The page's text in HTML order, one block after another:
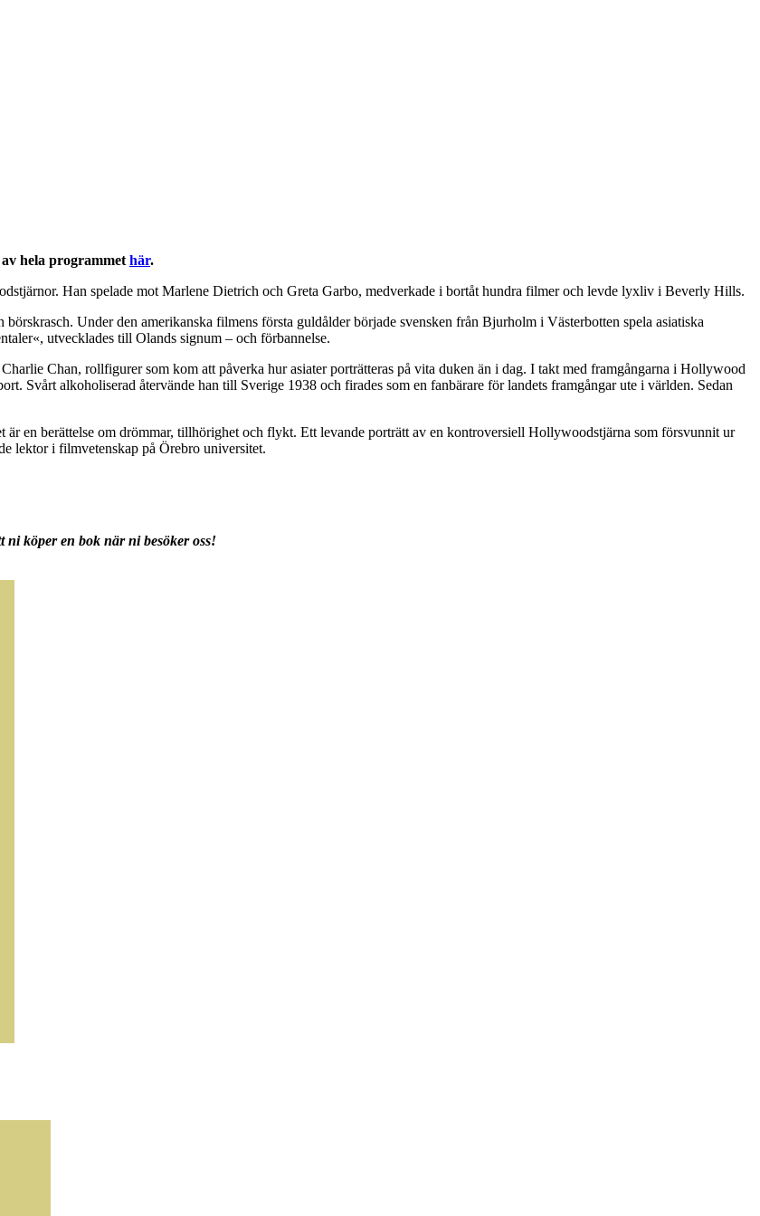
hela programmethär.
Han spelade mot Marlene Dietrich och Greta Garbo, medverkade i bortåt hundra filmer och levde lyxliv i Beverly Hills.
Under den amerikanska filmens första guldålder började svensken från Bjurholm i Västerbotten spela asiatiska
utvecklades till Olands signum – och förbannelse.
Chan, rollfigurer som kom att påverka hur asiater porträtteras på vita duken än i dag. I takt med framgångarna i Hollywood
Svårt alkoholiserad återvände han till Sverige 1938 och firades som en fanbärare för landets framgångar ute i världen. Sedan
är en berättelse om drömmar, tillhörighet och flykt. Ett levande porträtt av en kontroversiell Hollywoodstjärna som försvunnit ur
lektor i filmvetenskap på Örebro universitet.
ni köper en bok när ni besöker oss!